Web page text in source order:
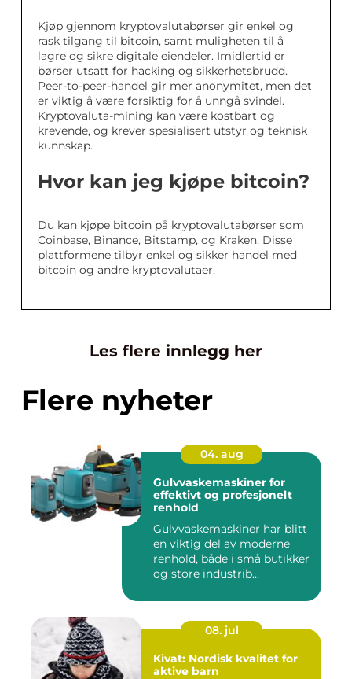
Kjøp gjennom kryptovalutabørser gir enkel og
rask tilgang til bitcoin, samt muligheten til å
lagre og sikre digitale eiendeler. Imidlertid er
børser utsatt for hacking og sikkerhetsbrudd.
Peer-to-peer-handel gir mer anonymitet, men det
er viktig å være forsiktig for å unngå svindel.
Kryptovaluta-mining kan være kostbart og
krevende, og krever spesialisert utstyr og teknisk
kunnskap.
Hvor kan jeg kjøpe bitcoin?
Du kan kjøpe bitcoin på kryptovalutabørser som
Coinbase, Binance, Bitstamp, og Kraken. Disse
plattformene tilbyr enkel og sikker handel med
bitcoin og andre kryptovalutaer.
Les flere innlegg her
Flere nyheter
04. aug
Gulvvaskemaskiner for
effektivt og profesjonelt
renhold
Gulvvaskemaskiner har blitt
en viktig del av moderne
renhold, både i små butikker
og store industrib...
08. jul
Kivat: Nordisk kvalitet for
aktive barn